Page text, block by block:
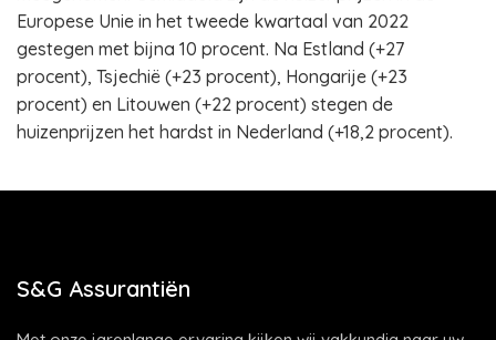
Europese Unie in het tweede kwartaal van 2022
gestegen met bijna 10 procent. Na Estland (+27
procent), Tsjechië (+23 procent), Hongarije (+23
procent) en Litouwen (+22 procent) stegen de
huizenprijzen het hardst in Nederland (+18,2 procent).
S&G Assurantiën